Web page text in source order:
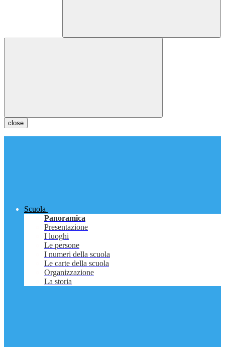
close
Scuola
Panoramica
Presentazione
I luoghi
Le persone
I numeri della scuola
Le carte della scuola
Organizzazione
La storia